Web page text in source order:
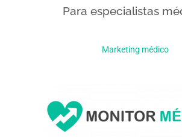
Para especialistas
Marketing médico